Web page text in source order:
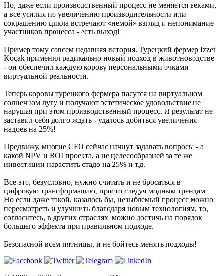
Но, даже если производственный процесс не меняется веками,
а все усилия по увеличению производительности или
сокращению цикла встречают «немой» взгляд и непонимание
участников процесса - есть выход!
Пример тому совсем недавняя история. Турецкий фермер Izzet
Koçak применил радикально новый подход в животноводстве
- он обеспечил каждую корову персональными очками
виртуальной реальности.
Теперь коровы турецкого фермера пасутся на виртуальном
солнечном лугу и получают эстетическое удовольствие не
нарушая при этом производственный процесс. И результат не
заставил себя долго ждать - удалось добиться увеличения
надоев на 25%!
Предвижу, многие CFO сейчас начнут задавать вопросы - а
какой NPV и ROI проекта, а не целесообразней за те же
инвестиции нарастить стадо на 25% и т.д.
Все это, безусловно, нужно считать и не бросаться в
цифровую трансформацию, просто следуя модным трендам.
Но если даже такой, казалось бы, незыблемый процесс можно
пересмотреть и улучшить благодаря новым технологиям, то,
согласитесь, в других отраслях можно достичь на порядок
большего эффекта при правильном подходе.
Безопасной всем пятницы, и не бойтесь менять подходы!